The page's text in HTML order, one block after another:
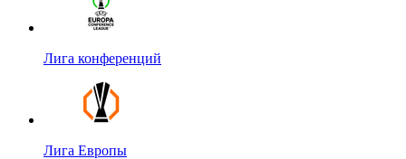
Лига конференций
Лига Европы